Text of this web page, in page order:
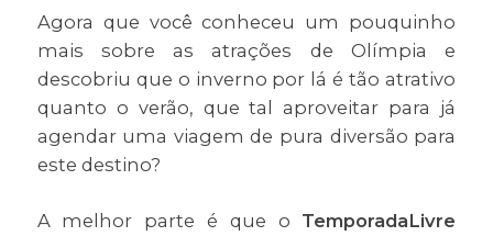
Agora que você conheceu um pouquinho
mais sobre as atrações de Olímpia e
descobriu que o inverno por lá é tão atrativo
quanto o verão, que tal aproveitar para já
agendar uma viagem de pura diversão para
este destino?
A melhor parte é que o TemporadaLivre